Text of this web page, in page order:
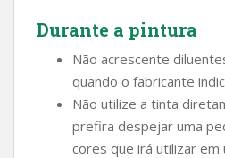
Durante a pintura
Não acrescente
quando o fabricante
Não utilize a tinta
prefira despejar uma
cores que irá utilizar em